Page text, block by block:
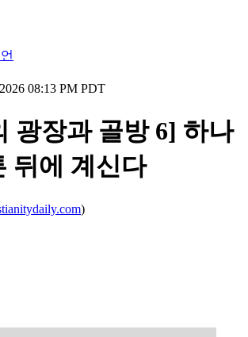
08:13 PM PDT
광장과 골방 6] 하나
뒤에 계신다
)